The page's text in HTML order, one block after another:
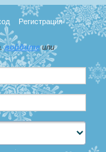
Регистрация
войдитеили